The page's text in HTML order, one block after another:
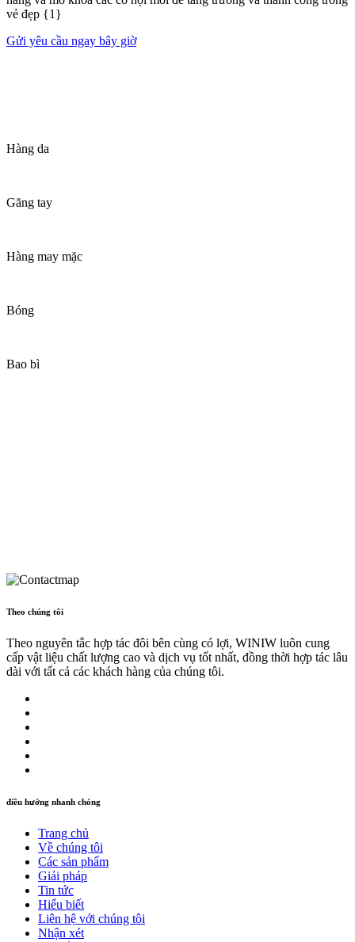
vẻ đẹp {1}
Gửi yêu cầu ngay bây giờ
Hàng da
Găng tay
Hàng may mặc
Bóng
Bao bì
Theo chúng tôi
Theo nguyên tắc hợp tác đôi bên cùng có lợi, WINIW luôn cung
cấp vật liệu chất lượng cao và dịch vụ tốt nhất, đồng thời hợp tác lâu
dài với tất cả các khách hàng của chúng tôi.
điều hướng nhanh chóng
Trang chủ
Về chúng tôi
Các sản phẩm
Giải pháp
Tin tức
Hiểu biết
Liên hệ với chúng tôi
Nhận xét